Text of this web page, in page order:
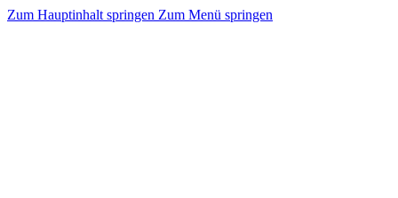
Zum Hauptinhalt springen Zum Menü springen